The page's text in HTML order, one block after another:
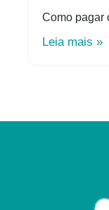
Como pagar
Leia mais »